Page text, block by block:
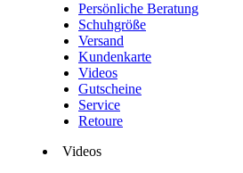
Persönliche Beratung
Schuhgröße
Versand
Kundenkarte
Videos
Gutscheine
Service
Retoure
Videos